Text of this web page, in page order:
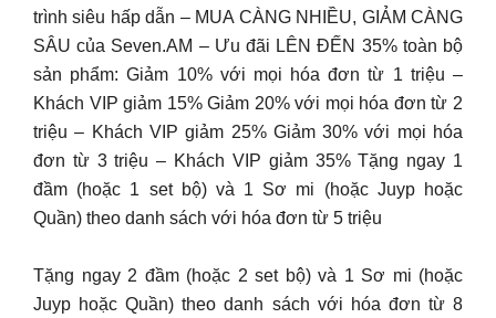
trình siêu hấp dẫn – MUA CÀNG NHIỀU, GIẢM CÀNG
SÂU của Seven.AM – Ưu đãi LÊN ĐẾN 35% toàn bộ
sản phẩm: Giảm 10% với mọi hóa đơn từ 1 triệu –
Khách VIP giảm 15% Giảm 20% với mọi hóa đơn từ 2
triệu – Khách VIP giảm 25% Giảm 30% với mọi hóa
đơn từ 3 triệu – Khách VIP giảm 35% Tặng ngay 1
đầm (hoặc 1 set bộ) và 1 Sơ mi (hoặc Juyp hoặc
Quần) theo danh sách với hóa đơn từ 5 triệu
Tặng ngay 2 đầm (hoặc 2 set bộ) và 1 Sơ mi (hoặc
Juyp hoặc Quần) theo danh sách với hóa đơn từ 8